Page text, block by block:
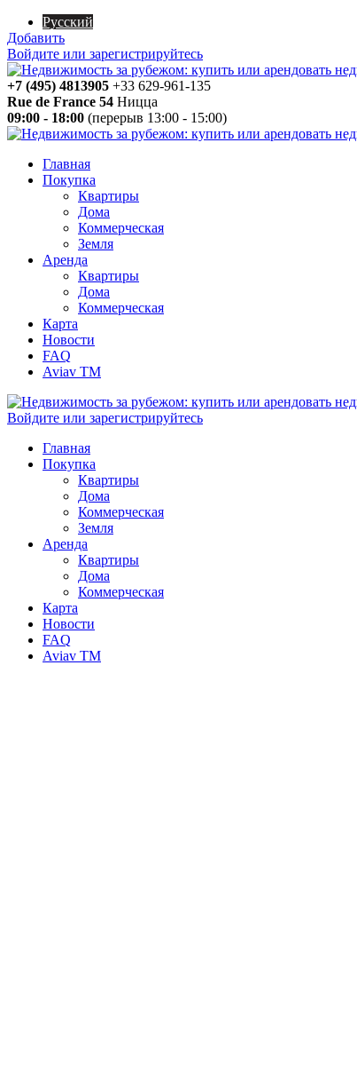
Русский
Добавить
Войдите или зарегистрируйтесь
+7 (495) 4813905 +33 629-961-135
Rue de France 54 Ницца
09:00 - 18:00 (перерыв 13:00 - 15:00)
Главная
Покупка
Квартиры
Дома
Коммерческая
Земля
Аренда
Квартиры
Дома
Коммерческая
Карта
Новости
FAQ
Aviav TM
Войдите или зарегистрируйтесь
Главная
Покупка
Квартиры
Дома
Коммерческая
Земля
Аренда
Квартиры
Дома
Коммерческая
Карта
Новости
FAQ
Aviav TM